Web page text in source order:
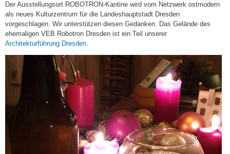
Der Ausstellungsort ROBOTRON-Kantine wird vom Netzwerk ostmodern
als neues Kulturzentrum für die Landeshauptstadt Dresden
vorgeschlagen. Wir unterstützen diesen Gedanken. Das Gelände des
ehemaligen VEB Robotron Dresden ist ein Teil unserer
Architekturführung Dresden.